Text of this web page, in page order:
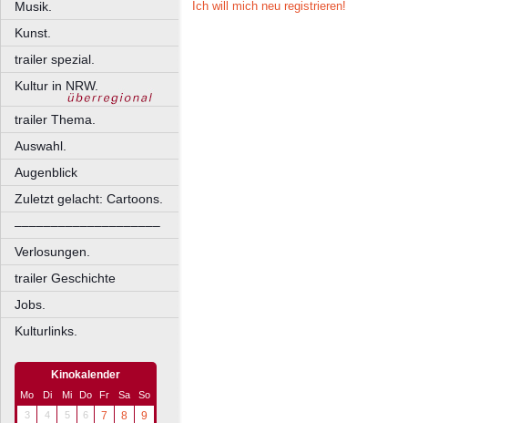
Musik.
Kunst.
trailer spezial.
Kultur in NRW.
trailer Thema.
Auswahl.
Augenblick
Zuletzt gelacht: Cartoons.
––––––––––––––––––––
Verlosungen.
trailer Geschichte
Jobs.
Kulturlinks.
Kinokalender
Mo Di Mi Do Fr Sa
So
3
4 5 6 7 8
9
Ich will mich neu registrieren!